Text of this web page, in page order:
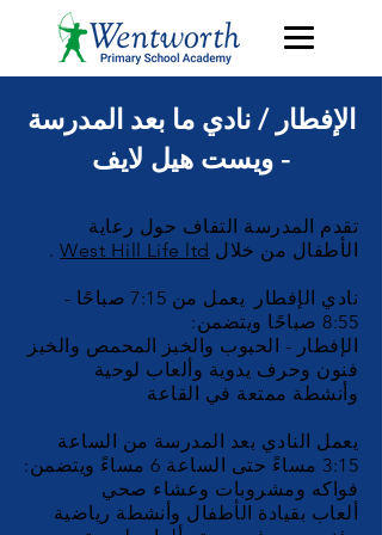
الإفطار / نادي ما بعد المدرسة
- ويست هيل لايف
تقدم المدرسة التفاف حول رعاية
الأطفال من خلال West Hill Life ltd
.
نادي الإفطار
يعمل من 7:15 صباحًا -
8:55 صباحًا ويتضمن:
الإفطار - الحبوب والخبز المحمص والخبز
فنون وحرف يدوية وألعاب لوحية
وأنشطة ممتعة في القاعة
يعمل النادي بعد المدرسة من الساعة
3:15 مساءً حتى الساعة 6 مساءً ويتضمن:
فواكه ومشروبات وعشاء صحي
ألعاب بقيادة الأطفال وأنشطة رياضية